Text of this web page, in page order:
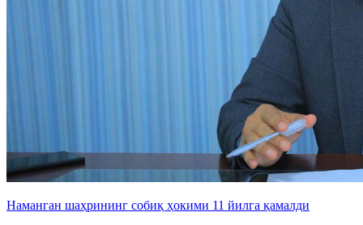
Наманган шаҳрининг собиқ ҳокими 11 йилга қамалди